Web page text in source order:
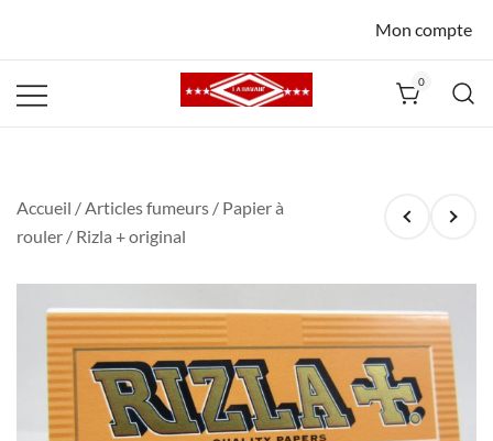
Mon compte
0
Accueil /Articles fumeurs / Papier à
rouler / Rizla + original